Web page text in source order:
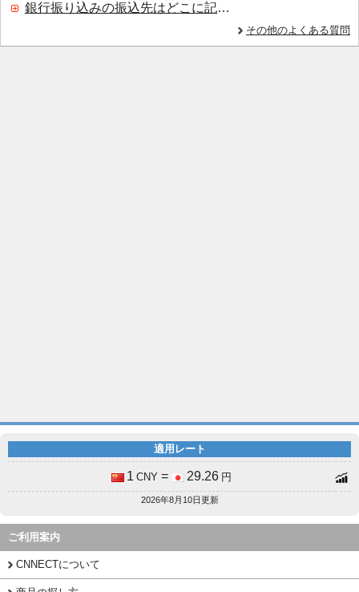
銀行振り込みの振込先はどこに記載されていますか？
その他のよくある質問
適用レート
1 CNY = 29.26 円
2026年8月10日更新
ご利用案内
CNNECTについて